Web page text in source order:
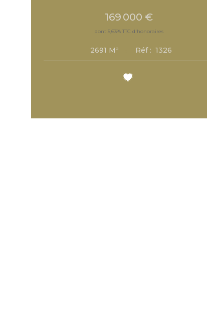
169 000 €
dont 5,63% TTC d'honoraires
2691 M² Réf : 1326